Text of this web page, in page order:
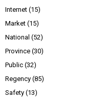
Internet (15)
Market (15)
National (52)
Province (30)
Public (32)
Regency (85)
Safety (13)